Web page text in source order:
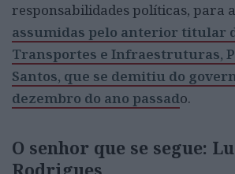
responsabilidades políticas, para
assumidas pelo anterior titular
Transportes e Infraestruturas,
Santos, que se demitiu do
dezembro do ano passado.
O senhor que se segue: